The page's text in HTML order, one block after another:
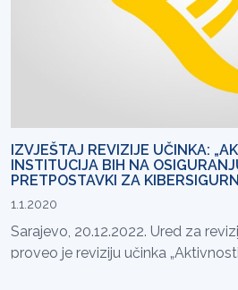
IZVJEŠTAJ REVIZIJE UČINKA:
INSTITUCIJA BIH NA
PRETPOSTAVKI ZA
1.1.2020
Sarajevo, 20.12.2022. Ured za
proveo je reviziju učinka